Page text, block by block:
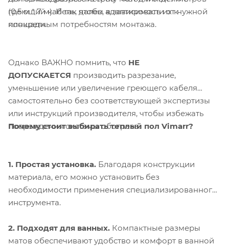
(0,5 м * 7 м). И так далее, в зависимости от нужной
площади.
греющий кабель, чтобы адаптировать их к
конкретным потребностям монтажа.
Однако ВАЖНО помнить, что НЕ
ДОПУСКАЕТСЯ производить разрезание,
уменьшение или увеличение греющего кабеля
самостоятельно без соответствующей экспертизы
или инструкций производителя, чтобы избежать
повреждения системы обогрева.
Почему стоит выбирать теплый пол Vimarr?
1. Простая установка. Благодаря конструкции
материала, его можно установить без
необходимости применения специализированного
инструмента.
2. Подходят для ванных. Компактные размеры
матов обеспечивают удобство и комфорт в ванной